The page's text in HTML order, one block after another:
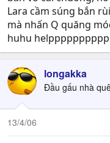
Lara cầm súng bắn
mà nhấn Q quăng
huhu
longakka
Đầu gấu nhà
13/4/06